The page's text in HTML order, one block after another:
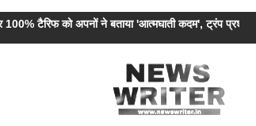
100% टैरिफ को अपनों ने बताया 'आत्मघाती कदम', ट्रंप